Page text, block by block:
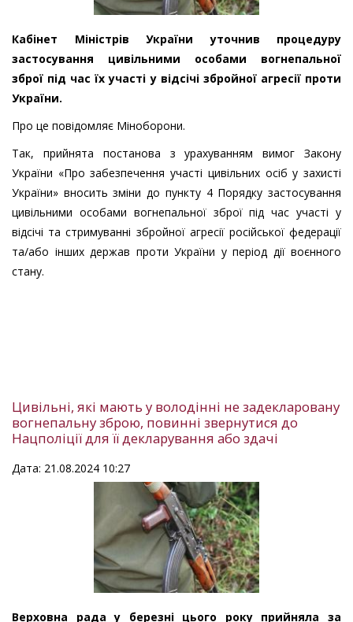
Кабінет Міністрів України уточнив процедуру
застосування цивільними особами вогнепальної
зброї під час їх участі у відсічі збройної агресії проти
України.
Про це повідомляє Міноборони.
Так, прийнята постанова з урахуванням вимог Закону
України «Про забезпечення участі цивільних осіб у захисті
України» вносить зміни до пункту 4 Порядку застосування
цивільними особами вогнепальної зброї під час участі у
відсічі та стримуванні збройної агресії російської федерації
та/або інших держав проти України у період дії воєнного
стану.
Цивільні, які мають у володінні не задекларовану
вогнепальну зброю, повинні звернутися до
Нацполіції для її декларування або здачі
Дата: 21.08.2024 10:27
Верховна рада у березні цього року прийняла за